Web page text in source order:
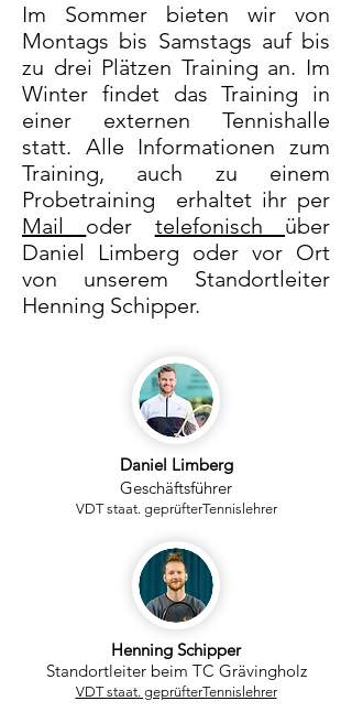
Im Sommer bieten wir von
Montags bis Samstags auf bis
zu drei Plätzen Training an. Im
Winter findet das Training in
einer externen Tennishalle
statt. Alle Informationen zum
Training, auch zu einem
Probetraining erhaltet ihr per
Mail oder telefonisch über
Daniel Limberg oder vor Ort
von unserem Standortleiter
Henning Schipper.
Daniel Limberg
Geschäftsführer
VDT staat. geprüfterTennislehrer
Henning Schipper
Standortleiter beim TC Grävingholz
VDT staat. geprüfterTennislehrer